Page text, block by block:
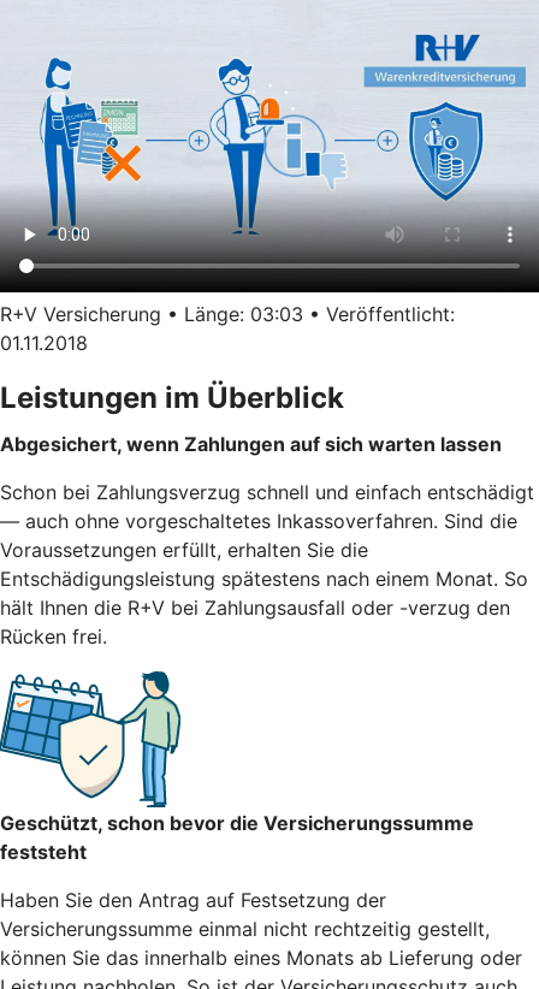
R+V Versicherung • Länge: 03:03 • Veröffentlicht:
01.11.2018
Leistungen im Überblick
Abgesichert, wenn Zahlungen auf sich warten lassen
Schon bei Zahlungsverzug schnell und einfach entschädigt
— auch ohne vorgeschaltetes Inkassoverfahren. Sind die
Voraussetzungen erfüllt, erhalten Sie die
Entschädigungsleistung spätestens nach einem Monat. So
hält Ihnen die R+V bei Zahlungsausfall oder -verzug den
Rücken frei.
Geschützt, schon bevor die Versicherungssumme
feststeht
Haben Sie den Antrag auf Festsetzung der
Versicherungssumme einmal nicht rechtzeitig gestellt,
können Sie das innerhalb eines Monats ab Lieferung oder